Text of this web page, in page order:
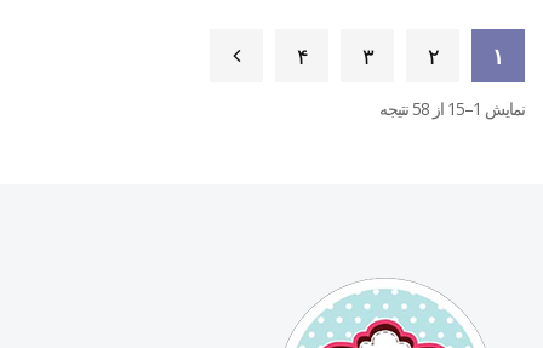
۱ ۲ ۳ ۴
نمایش 1–15 از 58 نتیجه